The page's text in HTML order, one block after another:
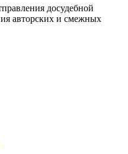
досудебной
авторских и смежных